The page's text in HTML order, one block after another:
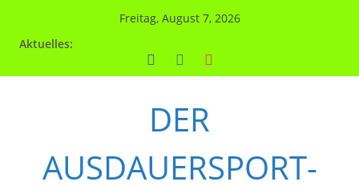
Freitag, August 7, 2026
Aktuelles:
DER
AUSDAUERSPORT-